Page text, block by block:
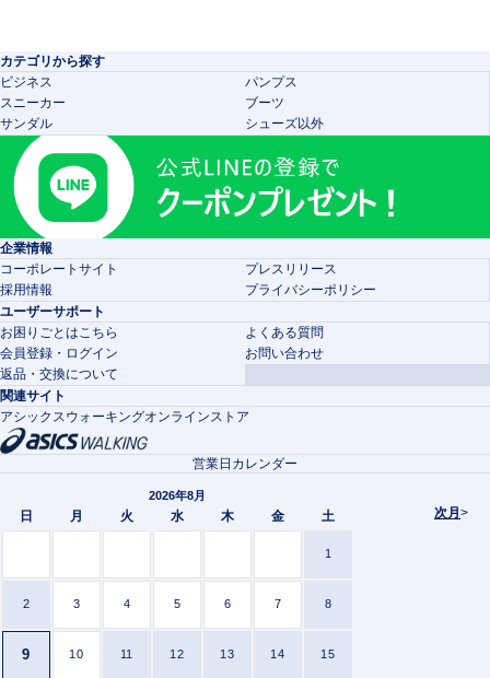
カテゴリから探す
ビジネス
パンプス
スニーカー
ブーツ
サンダル
シューズ以外
企業情報
コーポレートサイト
プレスリリース
採用情報
プライバシーポリシー
ユーザーサポート
お困りごとはこちら
よくある質問
会員登録・ログイン
お問い合わせ
返品・交換について
関連サイト
アシックスウォーキングオンラインストア
次月 >
営業日カレンダー
2026年8月
日 月 火 水 木 金 土
1
2 3 4 5 6 7 8
9 10 11 12 13 14 15